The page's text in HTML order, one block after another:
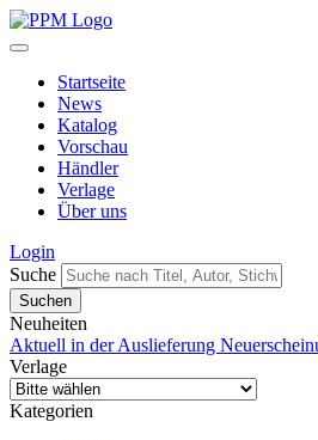
Startseite
News
Katalog
Vorschau
Händler
Verlage
Über uns
Login
Suche
Neuheiten
Aktuell in der Auslieferung
Verlage
Kategorien